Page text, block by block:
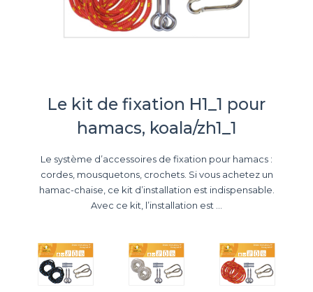
Le kit de fixation H1_1 pour
hamacs, koala/zh1_1
Le système d’accessoires de fixation pour hamacs :
cordes, mousquetons, crochets. Si vous achetez un
hamac-chaise, ce kit d’installation est indispensable.
Avec ce kit, l’installation est ...